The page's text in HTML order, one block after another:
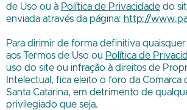
de Uso ou à Política de Privacidade do
enviada através da página: http://
Para dirimir de forma definitiva
aos Termos de Uso ou Política de
uso do site ou infração à direitos de
Intelectual, fica eleito o foro da Comarca
Santa Catarina, em detrimento de
privilegiado que seja.